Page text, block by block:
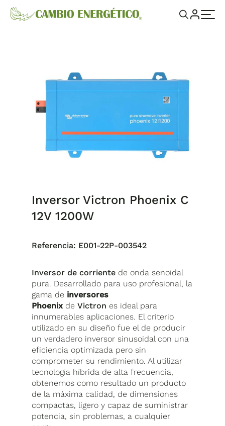
Inversor Victron Phoenix C
12V 1200W
Referencia: E001-22P-003542
Inversor de corriente de onda senoidal
pura. Desarrollado para uso profesional, la
gama de inversores
PhoenixdeVictron es ideal para
innumerables aplicaciones. El criterio
utilizado en su diseño fue el de producir
un verdadero inversor sinusoidal con una
eficiencia optimizada pero sin
comprometer su rendimiento. Al utilizar
tecnología híbrida de alta frecuencia,
obtenemos como resultado un producto
de la máxima calidad, de dimensiones
compactas, ligero y capaz de suministrar
potencia, sin problemas, a cualquier